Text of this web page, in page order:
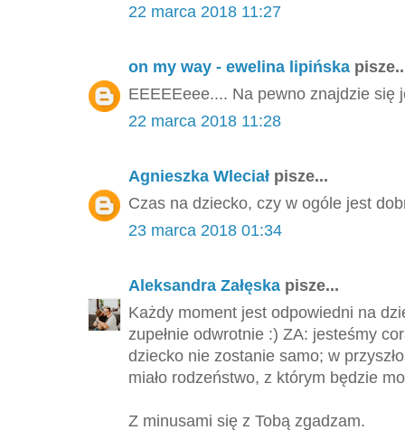
22 marca 2018 11:27
on my way - ewelina lipińska
EEEEEeee.... Na pewno znajdzie się
22 marca 2018 11:28
Agnieszka Wleciał pisze...
Czas na dziecko, czy w ogóle jest
23 marca 2018 01:34
Aleksandra Załęska pisze...
Każdy moment jest odpowiedni na
zupełnie odwrotnie :) ZA: jesteśmy
dziecko nie zostanie samo; w
miało rodzeństwo, z którym będzie
Z minusami się z Tobą zgadzam.